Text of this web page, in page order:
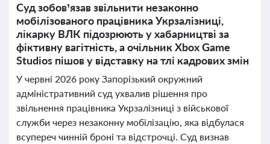
Суд зобов’язав звільнити незаконно
мобілізованого працівника Укрзалізниці,
лікарку ВЛК підозрюють у хабарництві за
фіктивну вагітність, а очільник Xbox Game
Studios пішов у відставку на тлі кадрових змін
У червні 2026 року Запорізький окружний
адміністративний суд ухвалив рішення про
звільнення працівника Укрзалізниці з військової
служби через незаконну мобілізацію, яка відбулася
всупереч чинній броні та відстрочці. Суд визнав